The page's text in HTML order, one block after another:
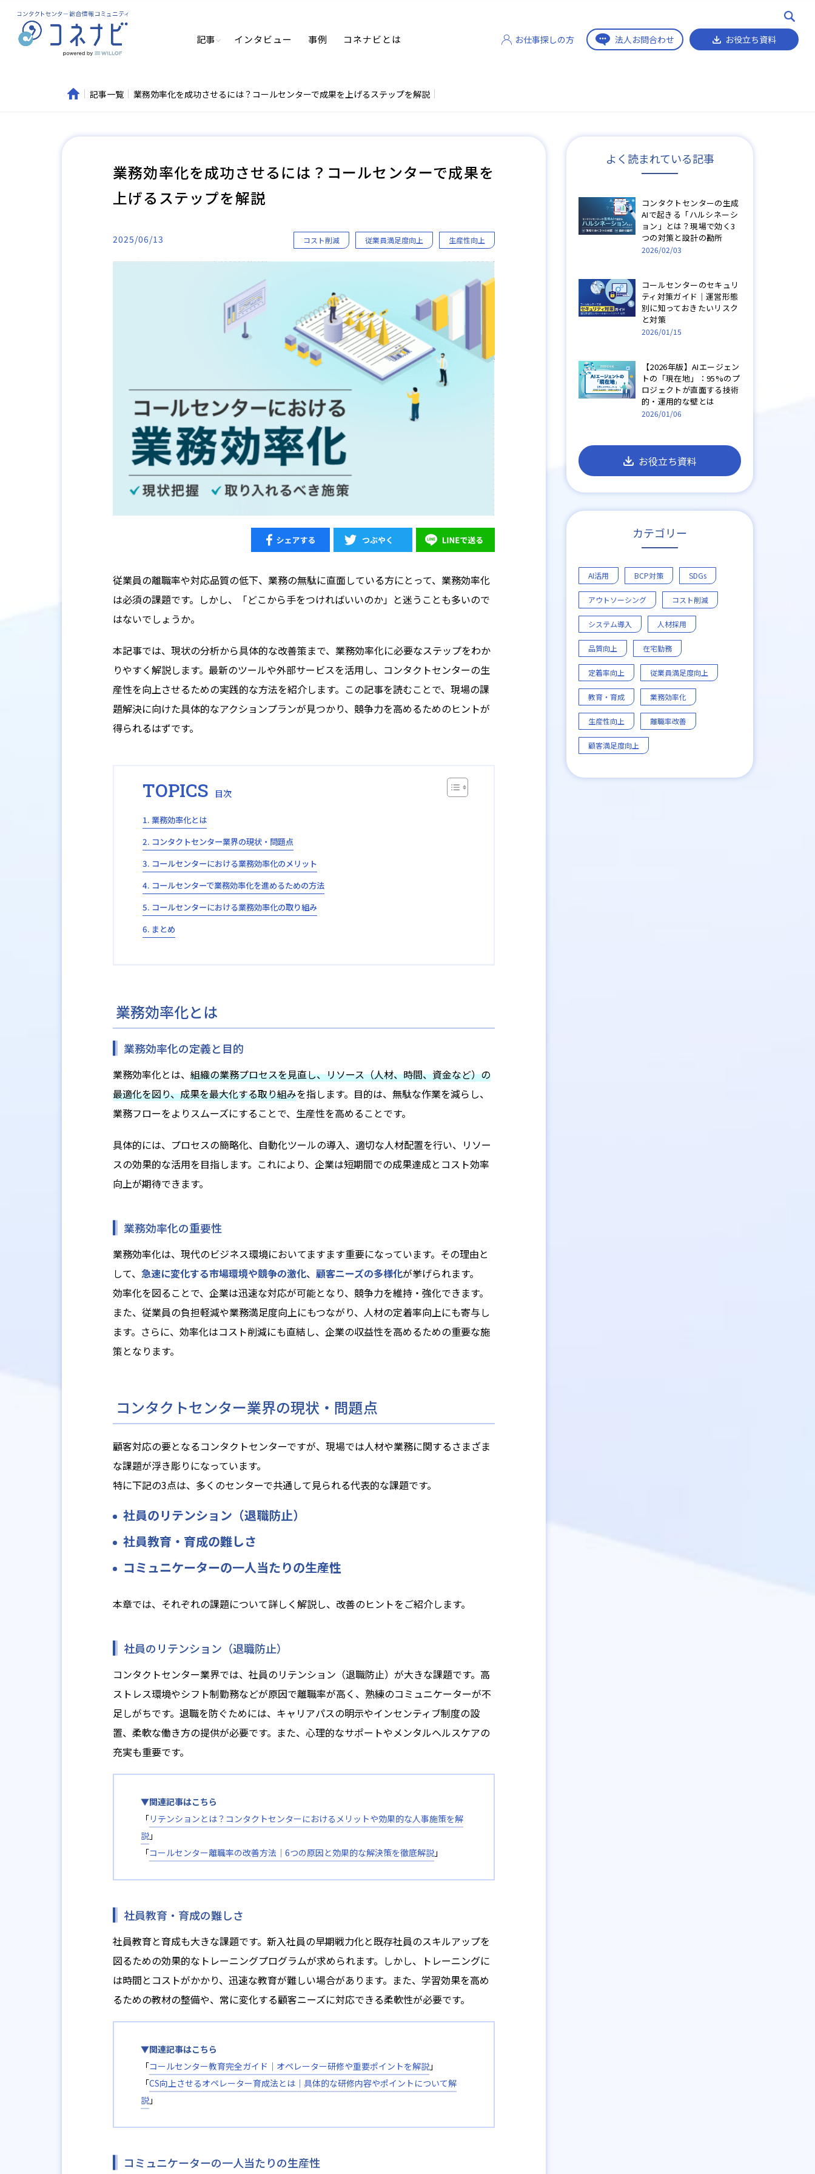
記事 インタビュー 事例 コネナビとは お仕事探しの方 法人お問合わせ お役立ち資料
記事一覧 業務効率化を成功させるには？コールセンターで成果を上げるステップを解説
業務効率化を成功させるには？コールセンターで成果を
上げるステップを解説
2025/06/13 コスト削減 従業員満足度向上 生産性向上
従業員の離職率や対応品質の低下、業務の無駄に直面している方にとって、業務効率化
は必須の課題です。しかし、「どこから手をつければいいのか」と迷うことも多いので
はないでしょうか。
本記事では、現状の分析から具体的な改善策まで、業務効率化に必要なステップをわか
りやすく解説します。最新のツールや外部サービスを活用し、コンタクトセンターの生
産性を向上させるための実践的な方法を紹介します。この記事を読むことで、現場の課
題解決に向けた具体的なアクションプランが見つかり、競争力を高めるためのヒントが
得られるはずです。
TOPICS
業務効率化とは
コンタクトセンター業界の現状・問題点
コールセンターにおける業務効率化のメリット
コールセンターで業務効率化を進めるための方法
コールセンターにおける業務効率化の取り組み
まとめ
業務効率化とは
業務効率化の定義と目的
業務効率化とは、 組織の業務プロセスを見直し、リソース（人材、時間、資金など）の
最適化を図り、成果を最大化する取り組みを指します。目的は、無駄な作業を減らし、
業務フローをよりスムーズにすることで、生産性を高めることです。
具体的には、プロセスの簡略化、自動化ツールの導入、適切な人材配置を行い、リソー
スの効果的な活用を目指します。これにより、企業は短期間での成果達成とコスト効率
向上が期待できます。
業務効率化の重要性
業務効率化は、現代のビジネス環境においてますます重要になっています。その理由と
して、 急速に変化する市場環境や競争の激化、 顧客ニーズの多様化が挙げられます。
効率化を図ることで、企業は迅速な対応が可能となり、競争力を維持・強化できます。
また、従業員の負担軽減や業務満足度向上にもつながり、人材の定着率向上にも寄与し
ます。さらに、効率化はコスト削減にも直結し、企業の収益性を高めるための重要な施
策となります。
コンタクトセンター業界の現状・問題点
顧客対応の要となるコンタクトセンターですが、現場では人材や業務に関するさまざま
な課題が浮き彫りになっています。
特に下記の3点は、多くのセンターで共通して見られる代表的な課題です。
社員のリテンション（退職防止）
社員教育・育成の難しさ
コミュニケーターの一人当たりの生産性
本章では、それぞれの課題について詳しく解説し、改善のヒントをご紹介します。
社員のリテンション（退職防止）
コンタクトセンター業界では、社員のリテンション（退職防止）が大きな課題です。高
ストレス環境やシフト制勤務などが原因で離職率が高く、熟練のコミュニケーターが不
足しがちです。退職を防ぐためには、キャリアパスの明示やインセンティブ制度の設
置、柔軟な働き方の提供が必要です。また、心理的なサポートやメンタルヘルスケアの
充実も重要です。
▼関連記事はこちら
「リテンションとは？コンタクトセンターにおけるメリットや効果的な人事施策を解
説 」
「コールセンター離職率の改善方法│6つの原因と効果的な解決策を徹底解説 」
社員教育・育成の難しさ
社員教育と育成も大きな課題です。新入社員の早期戦力化と既存社員のスキルアップを
図るための効果的なトレーニングプログラムが求められます。しかし、トレーニングに
は時間とコストがかかり、迅速な教育が難しい場合があります。また、学習効果を高め
るための教材の整備や、常に変化する顧客ニーズに対応できる柔軟性が必要です。
▼関連記事はこちら
「コールセンター教育完全ガイド｜オペレーター研修や重要ポイントを解説 」
「CS向上させるオペレーター育成法とは│具体的な研修内容やポイントについて解
説 」
コミュニケーターの一人当たりの生産性
よく読まれている記事
コンタクトセンターの生成
AIで起きる「ハルシネーシ
ョン」とは？現場で効く3
つの対策と設計の勘所
2026/02/03
コールセンターのセキュリ
ティ対策ガイド｜運営形態
別に知っておきたいリスク
と対策
2026/01/15
【2026年版】AIエージェン
トの「現在地」：95%のプ
ロジェクトが直面する技術
的・運用的な壁とは
2026/01/06
お役立ち資料
カテゴリー
AI活用 BCP対策 SDGs
アウトソーシング コスト削減
システム導入 人材採用
品質向上 在宅勤務
定着率向上 従業員満足度向上
教育・育成 業務効率化
生産性向上 離職率改善
顧客満足度向上